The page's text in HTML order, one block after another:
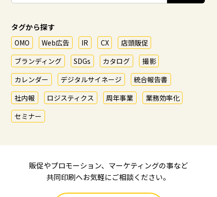
タグから探す
OMO Web広告 IR CX
店頭販促
ブランディング
SDGs カタログ
撮影
カレンダー
デジタルサイネージ
統合報告書
社内報
ロジスティクス 周年事業
業務効率化
セミナー
販促やプロモーション、マーケティングの事など
共同印刷へお気軽にご相談ください。